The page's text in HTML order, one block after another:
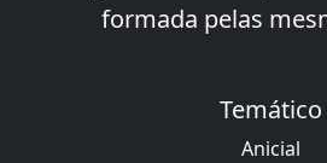
formada pelas
Temático
Anicial